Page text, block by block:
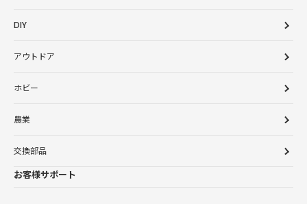
DIY
アウトドア
ホビー
農業
交換部品
お客様サポート